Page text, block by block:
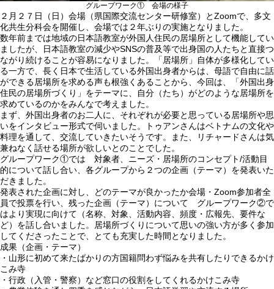
グループワーク① 会場の様子
２月２７日（日）会場（県国際交流センター研修室）とZoomで、多文
化共生分科会を開催し、会場では２年ぶりの実施となりました。
数年前までは地域の日本語教室が外国人住民の居場所として機能してい
ましたが、日本語教室の減少やSNSの普及等で出身国の人たちと直接つ
ながり続けることが容易になりました。「居場所」自体が多様化してい
る一方で、長く日本で生活している外国出身者からは、母語で自由に話
ができる居場所を求める声も根強くあることから、今回は、「外国出身
住民の居場所づくり」をテーマに、自分（たち）がどのような居場所を
求めているのかをみんなで考えました。
まず、外国出身者のお二人に、それぞれが必要と思っている居場所や思
いをインタビュー形式で伺いました。トゥアンさんはベトナムの文化や
料理を通して、交流していきたいそうです。また、リチャードさんは気
兼ねなく話せる場所が欲しいとのことでした。
グループワーク①では 対象者、ニーズ・居場所のコンセプト/活動目
的について話し合い、各グループから２つの企画（テーマ）を発表いた
だきました。
発表された企画に対し、どのテーマが良かったか会場・Zoom参加者全
員で投票を行い、残った企画（テーマ）について グループワーク②で
はより実現に向けて（名称、対象、活動内容、頻度・広報先、要件な
ど）を話し合いました。居場所づくりについて思いの強い方が多く参加
してくださったことで、とても充実した時間となりました。
成果（企画・テーマ）
・山形に初めて来たばかりの方国籍問わず悩みを共有したりできるかけ
こみ寺
・行政（入管・警察）など窓口の役割をしてくれるかけこみ寺